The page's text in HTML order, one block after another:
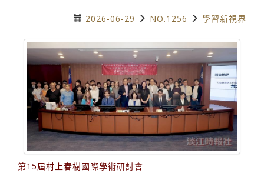
2026-06-29 NO.1256 學習新視界
第15屆村上春樹國際學術研討會